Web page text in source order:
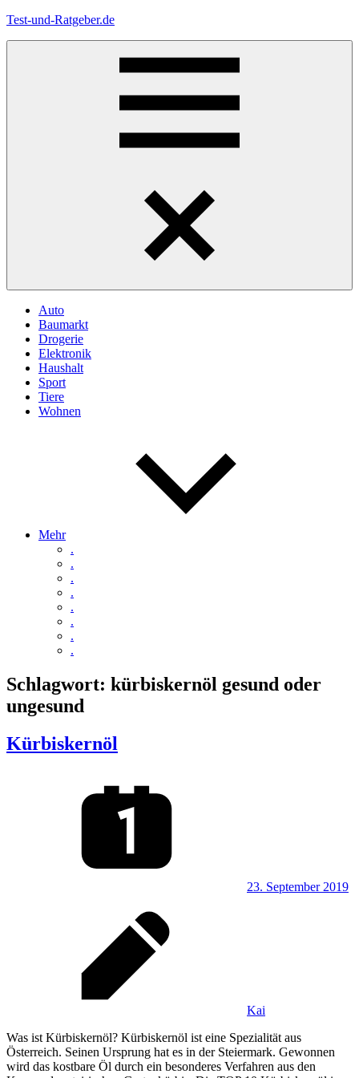
Zum
Test-und-Ratgeber.de
Auto
Baumarkt
Drogerie
Elektronik
Haushalt
Sport
Tiere
Wohnen
Mehr
.
.
.
.
.
.
.
.
Schlagwort: kürbiskernöl gesund oder
ungesund
Kürbiskernöl
23. September 2019
Kai
Was ist Kürbiskernöl? Kürbiskernöl ist eine Spezialität aus
Österreich. Seinen Ursprung hat es in der Steiermark. Gewonnen
wird das kostbare Öl durch ein besonderes Verfahren aus den